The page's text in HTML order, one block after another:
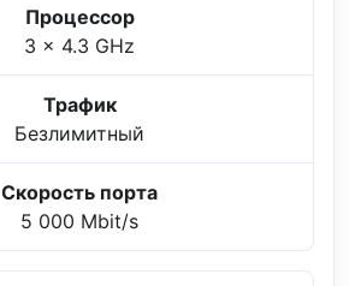
Процессор
3 x 4.3 GHz
Трафик
Безлимитный
Скорость порта
5 000 Mbit/s